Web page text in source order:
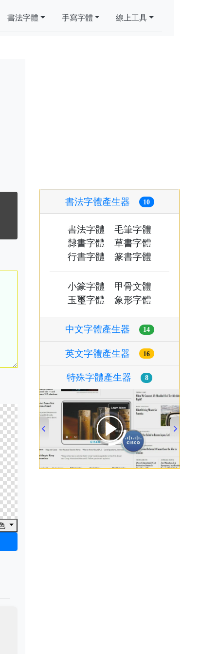
書法字體 手寫字體 線上工具
書法字體產生器 10
書法字體
毛筆字體
隸書字體
草書字體
行書字體
篆書字體
小篆字體
甲骨文體
玉璽字體
象形字體
中文字體產生器 14
英文字體產生器 16
特殊字體產生器 8
00:00/00:33